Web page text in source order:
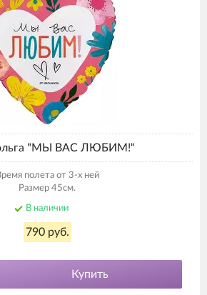
"МЫ ВАС ЛЮБИМ!"
полета от 3-х ней
Размер 45см.
В наличии
790 руб.
Купить